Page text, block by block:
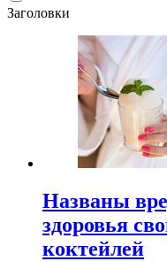
Заголовки
Названы
здоровья
коктейлей